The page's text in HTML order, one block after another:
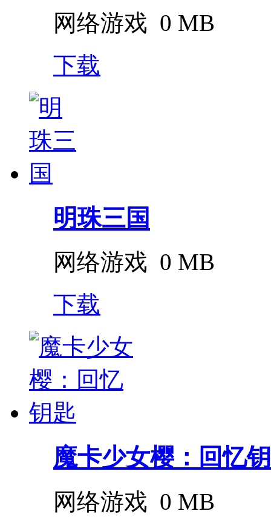
网络游戏 0 MB
下载
明珠三国
网络游戏 0 MB
下载
魔卡少女樱：回忆
网络游戏 0 MB